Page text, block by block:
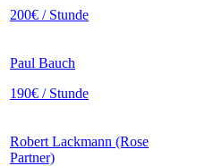
200€ / Stunde
Paul Bauch
190€ / Stunde
Robert Lackmann (Rose
Partner)